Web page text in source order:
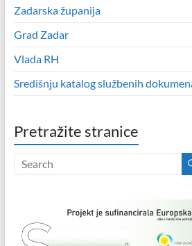
Zadarska županija
Grad Zadar
Vlada RH
Središnju katalog službenih
Pretražite stranice